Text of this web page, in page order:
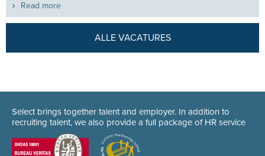
Read more
ALLE VACATURES
Select brings together talent and employer. In addition to
recruiting talent, we also provide a full package of HR service